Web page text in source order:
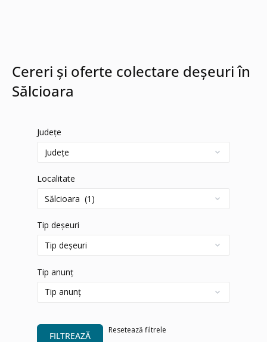
Cereri și oferte colectare deșeuri în
Sălcioara
Județe
Localitate
Tip deșeuri
Tip anunț
FILTREAZĂ
Resetează filtrele